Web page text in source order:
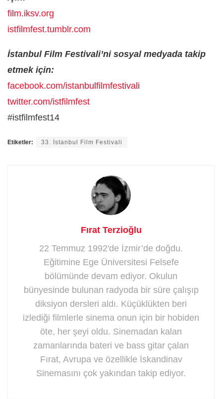
film.iksv.org
istfilmfest.tumblr.com
İstanbul Film Festivali’ni sosyal medyada takip
etmek için:
facebook.com/istanbulfilmfestivali
twitter.com/istfilmfest
#istfilmfest14
Etiketler: 33. İstanbul Film Festivali
Fırat Terzioğlu
22 Temmuz 1992'de İzmir’de doğdu.
Eğitimine Ege Üniversitesi Felsefe
bölümünde devam ediyor. Okulun
bünyesinde bulunan radyoda bir süre çalışıp
diksiyon dersleri aldı. Küçüklükten beri
izlediği filmlerle sinema onun için bir hobiden
öte, her şeyi oldu. Sinemadan kalan
zamanlarında bateri ve bass gitar çalan
Fırat, Avrupa ve özellikle İskandinav
Sinemasını çok yakından takip ediyor.